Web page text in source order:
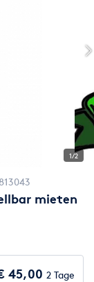
1/2
mieten
45,00 2 Tage